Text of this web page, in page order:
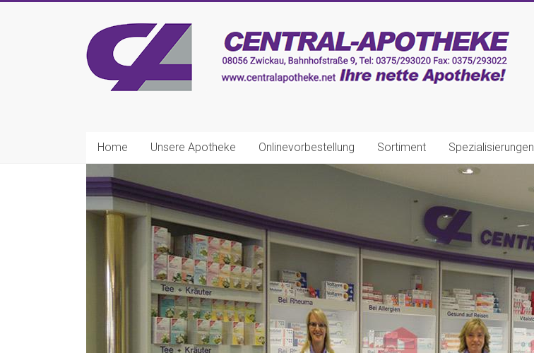
CENTRAL-
APOTHEKE
Zwickau
netteHome Unsere Apotheke Onlinevorbestellung Sortiment Spezialisierungen